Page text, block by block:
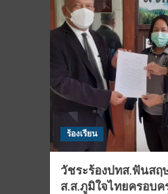
ร้องเรียน
วัชระร้องปทส.ฟันสฤ
ส.ส.ภูมิใจไทยครอบค